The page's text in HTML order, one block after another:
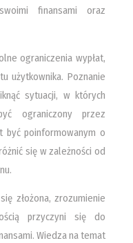
finansami oraz
ograniczenia wypłat,
użytkownika. Poznanie
sytuacji, w których
ograniczony przez
być poinformowanym o
się w zależności od
złożona, zrozumienie
przyczyni się do
Wiedza na temat